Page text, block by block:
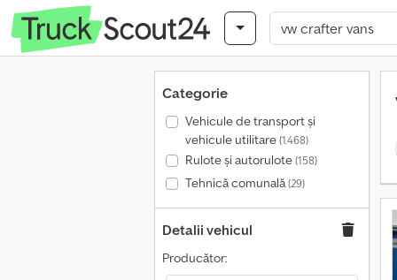
Categorie
Vehicule de transport şi
vehicule utilitare(1.468)
Rulote și autorulote(158)
Tehnică comunală(29)
Detalii vehicul
Producător: